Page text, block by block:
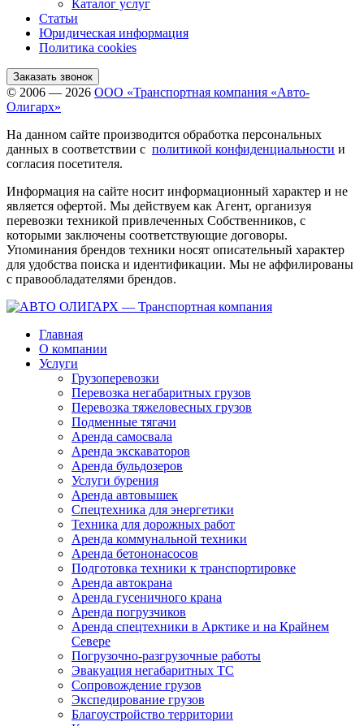
Каталог услуг
Статьи
Юридическая информация
Политика cookies
Заказать звонок
© 2006 — 2026 ООО «Транспортная компания «Авто-
Олигарх»
На данном сайте производится обработка персональных
данных в соответствии с политикой конфиденциальности и
согласия посетителя.
Информация на сайте носит информационный характер и не
является офертой. Мы действуем как Агент, организуя
перевозки техникой привлеченных Собственников, с
которыми заключены соответствующие договоры.
Упоминания брендов техники носят описательный характер
для удобства поиска и идентификации. Мы не аффилированы
с правообладателями брендов.
Главная
О компании
Услуги
Грузоперевозки
Перевозка негабаритных грузов
Перевозка тяжеловесных грузов
Подменные тягачи
Аренда самосвала
Аренда экскаваторов
Аренда бульдозеров
Услуги бурения
Аренда автовышек
Спецтехника для энергетики
Техника для дорожных работ
Аренда коммунальной техники
Аренда бетононасосов
Подготовка техники к транспортировке
Аренда автокрана
Аренда гусеничного крана
Аренда погрузчиков
Аренда спецтехники в Арктике и на Крайнем
Севере
Погрузочно-разгрузочные работы
Эвакуация негабаритных ТС
Сопровождение грузов
Экспедирование грузов
Благоустройство территории